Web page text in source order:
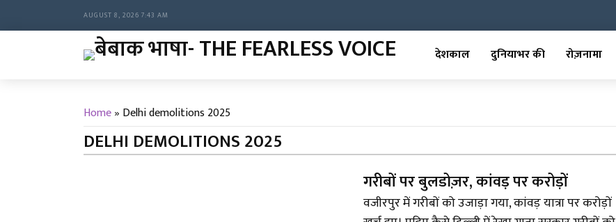
AUGUST 8, 2026 7:43 AM
देशकाल दुनियाभर की रोज़नामा
Home» Delhi demolitions 2025
DELHI DEMOLITIONS 2025
गरीबों पर बुलडोज़र, कांवड़ पर करोड़ों
वजीरपुर में गरीबों को उजाड़ा गया, कांवड़ यात्रा पर करोड़ों